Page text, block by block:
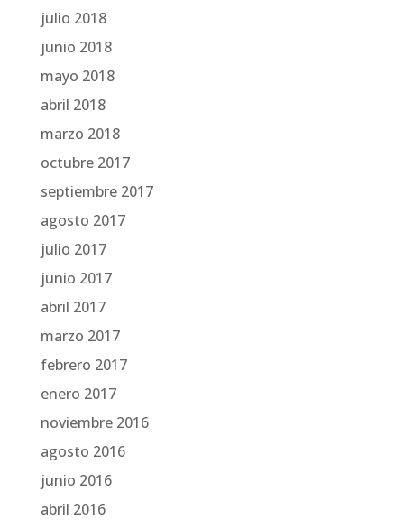
julio 2018
junio 2018
mayo 2018
abril 2018
marzo 2018
octubre 2017
septiembre 2017
agosto 2017
julio 2017
junio 2017
abril 2017
marzo 2017
febrero 2017
enero 2017
noviembre 2016
agosto 2016
junio 2016
abril 2016